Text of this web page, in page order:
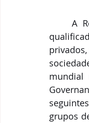
	A Rede Governança Brasil - RGB é uma Associação que trabalha em Rede,
grupos